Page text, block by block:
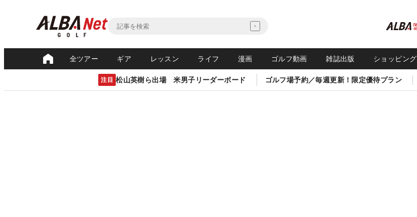
全ツアー ギア レッスン ライフ 漫画 ゴルフ動画 雑誌出版 ショッピング
注目 松山英樹ら出場 米男子リーダーボード ゴルフ場予約／毎週更新！限定優待プラン